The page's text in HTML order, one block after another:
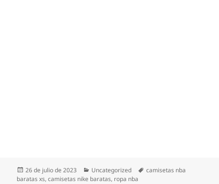
Publicado
el
26 de julio de 2023 Categorías
Uncategorized Etiquetas
camisetas nba
baratas xs,camisetas nike baratas, ropa nba